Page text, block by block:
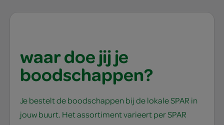
waar doe jij je
boodschappen?
Je bestelt de boodschappen bij de lokale SPAR in
jouw buurt. Het assortiment varieert per SPAR